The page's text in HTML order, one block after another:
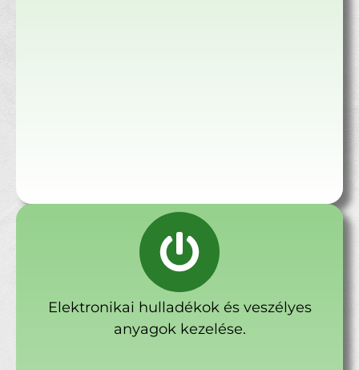
Elektronikai hulladékok és veszélyes
anyagok kezelése.